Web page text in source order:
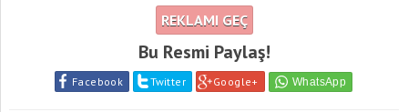
REKLAMI GEÇ
Bu Resmi Paylaş!
Facebook Twitter Google+